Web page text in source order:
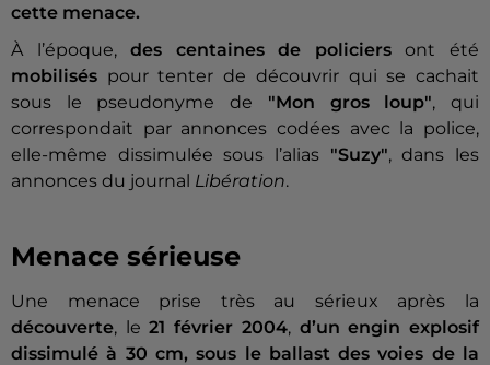
cette menace.
À l’époque,des centaines de policiersont été
mobilisés pour tenter de découvrir qui se cachait
sous le pseudonyme de "Mon gros loup", qui
correspondait par annonces codées avec la police,
elle-même dissimulée sous l’alias "Suzy", dans les
annonces du journal Libération.
Menace sérieuse
Une menace prise très au sérieux après la
découverte, le21 février 2004, d’un engin explosif
dissimulé à 30 cm, sous le ballast des voies de la